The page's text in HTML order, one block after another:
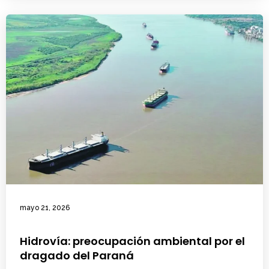
mayo 21, 2026
Hidrovía: preocupación ambiental por el
dragado del Paraná